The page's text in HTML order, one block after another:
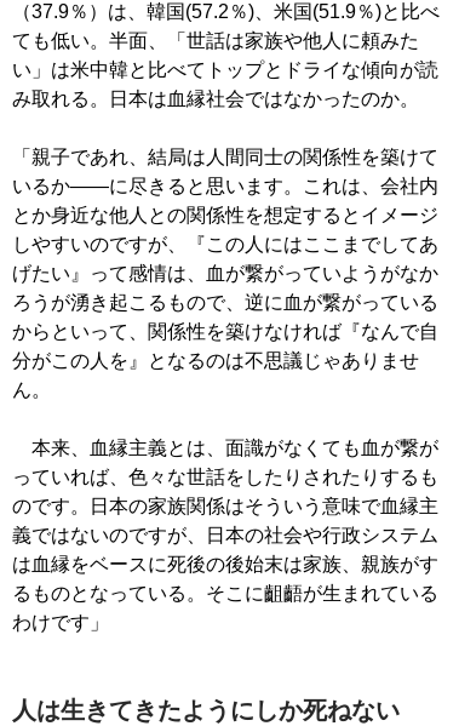
（37.9％）は、韓国(57.2％)、米国(51.9％)と比べ
ても低い。半面、「世話は家族や他人に頼みた
い」は米中韓と比べてトップとドライな傾向が読
み取れる。日本は血縁社会ではなかったのか。
「親子であれ、結局は人間同士の関係性を築けて
いるか――に尽きると思います。これは、会社内
とか身近な他人との関係性を想定するとイメージ
しやすいのですが、『この人にはここまでしてあ
げたい』って感情は、血が繋がっていようがなか
ろうが湧き起こるもので、逆に血が繋がっている
からといって、関係性を築けなければ『なんで自
分がこの人を』となるのは不思議じゃありませ
ん。
本来、血縁主義とは、面識がなくても血が繋が
っていれば、色々な世話をしたりされたりするも
のです。日本の家族関係はそういう意味で血縁主
義ではないのですが、日本の社会や行政システム
は血縁をベースに死後の後始末は家族、親族がす
るものとなっている。そこに齟齬が生まれている
わけです」
人は生きてきたようにしか死ねない